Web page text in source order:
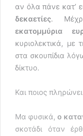
αν όλα πάνε κατ’
δεκαετίες.
εκατομμύρια
κυριολεκτικά, με
στα σκουπίδια
δίκτυο.
Και ποιος
Μα φυσικά, ο
σκοτάδι όταν